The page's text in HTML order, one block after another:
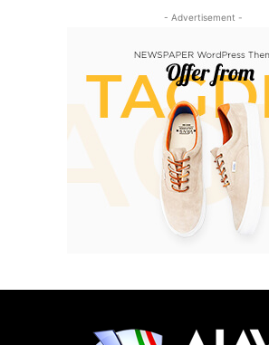
- Advertisement -